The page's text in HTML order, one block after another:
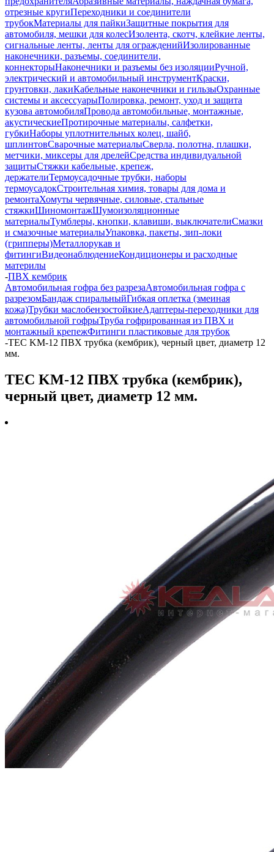
отрезные кругиПереходники и соединители
трубокМатериалы для пайкиЗащитные покрытия для
автомобиля, мешки для колесИзолента, скотч, клейкие ленты,
сигнальные ленты, ленты для огражденийИзолированные
наконечники, разъемы, соединители,
коннекторыНаконечники и разъемы без изоляцииРучной,
электрический и автомобильный инструментКраски,
грунтовки, лакиКабельные наконечники и гильзыОхранные
системы и аксессуарыПолировка, ремонт, уход и защита
кузова автомобиляПровода автомобильные, монтажные,
акустическиеПротирочные материалы, салфетки,
губкиНаборы уплотнительных колец, шайб,
шплинтовСварочные материалыСверла, полотна, плашки,
метчики, миксеры для дрелейСредства индивидуальной
защитыСтяжки кабельные, крепеж,
держателиТермоусадочные трубки, наборы
термоусадокСтроительная химия, товары для дома и
ремонтаХомуты червячные, силовые, стальные
стяжкиШиномонтажШумоизоляционные
материалыТумблеры, кнопки, клавиши, выключателиСмазки
и смазочные материалыУпаковка, пакеты, зип-локи
(грипперы)Металлорукав и
фитингиВидеонаблюдениеКондиционеры и расходные
материлы
-ПВХ кембрик
Автомобильная гофра без разрезаАвтомобильная гофра с
разрезомБандаж спиральныйГибкая оплетка (змеиная
кожа)Трубки маслобензостойкиеАдаптеры-переходники для
автомобильной гофрыТруба гофрированная из ПВХ и
монтажный крепежФитинги пластиковые для трубок
-TEC KM-12 ПВХ трубка (кембрик), черный цвет, диаметр 12
мм.
TEC KM-12 ПВХ трубка (кембрик),
черный цвет, диаметр 12 мм.